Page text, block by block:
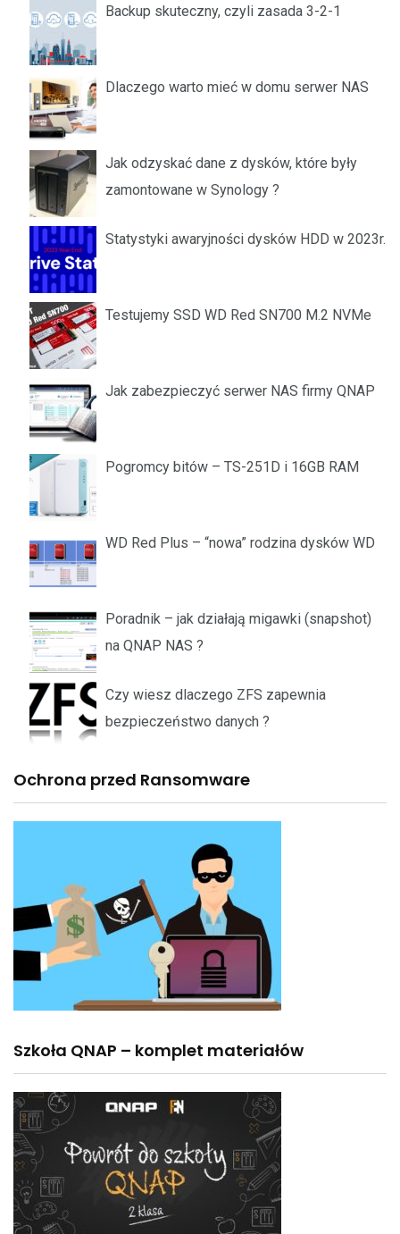
Backup skuteczny, czyli zasada 3-2-1
Dlaczego warto mieć w domu serwer NAS
Jak odzyskać dane z dysków, które były
zamontowane w Synology ?
Statystyki awaryjności dysków HDD w 2023r.
Testujemy SSD WD Red SN700 M.2 NVMe
Jak zabezpieczyć serwer NAS firmy QNAP
Pogromcy bitów – TS-251D i 16GB RAM
WD Red Plus – “nowa” rodzina dysków WD
Poradnik – jak działają migawki (snapshot)
na QNAP NAS ?
Czy wiesz dlaczego ZFS zapewnia
bezpieczeństwo danych ?
Ochrona przed Ransomware
Szkoła QNAP – komplet materiałów